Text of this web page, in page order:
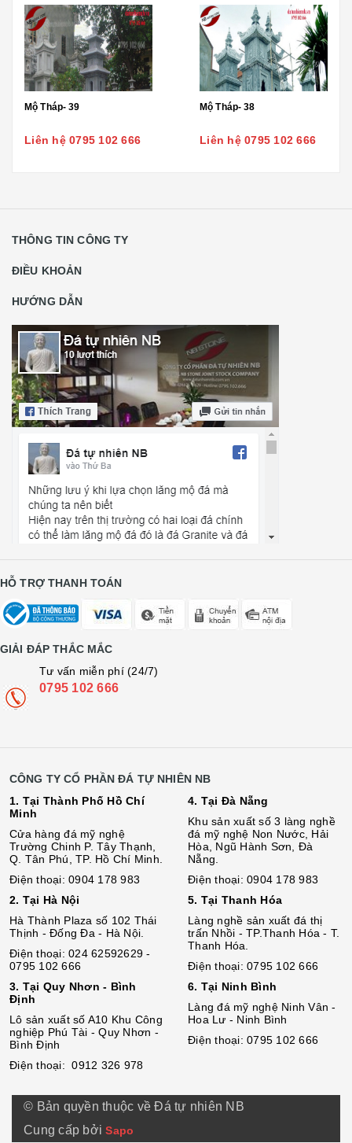
Mộ Tháp- 39
Liên hệ 0795 102 666
Mộ Tháp- 38
Liên hệ 0795 102 666
THÔNG TIN CÔNG TY
ĐIỀU KHOẢN
HƯỚNG DẪN
HỖ TRỢ THANH TOÁN
GIẢI ĐÁP THẮC MẮC
Tư vấn miễn phí (24/7)
0795 102 666
CÔNG TY CỔ PHẦN ĐÁ TỰ NHIÊN NB
1. Tại Thành Phố Hồ Chí
Minh
Cửa hàng đá mỹ nghệ
Trường Chinh P. Tây Thạnh,
Q. Tân Phú, TP. Hồ Chí Minh.
Điện thoại: 0904 178 983
2. Tại Hà Nội
Hà Thành Plaza số 102 Thái
Thịnh - Đống Đa - Hà Nội.
Điện thoại: 024 62592629 -
0795 102 666
3. Tại Quy Nhơn - Bình
Định
Lô sản xuất số A10 Khu Công
nghiệp Phú Tài - Quy Nhơn -
Bình Định
Điện thoại: 0912 326 978
4. Tại Đà Nẵng
Khu sản xuất số 3 làng nghề
đá mỹ nghệ Non Nước, Hải
Hòa, Ngũ Hành Sơn, Đà
Nẵng.
Điện thoại: 0904 178 983
5. Tại Thanh Hóa
Làng nghề sản xuất đá thị
trấn Nhồi - TP.Thanh Hóa - T.
Thanh Hóa.
Điện thoại: 0795 102 666
6. Tại Ninh Bình
Làng đá mỹ nghệ Ninh Vân -
Hoa Lư - Ninh Bình
Điện thoại: 0795 102 666
© Bản quyền thuộc về Đá tự nhiên NB
Cung cấp bởiSapo